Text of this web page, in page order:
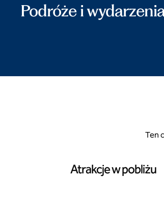
Podróże i
Ten
Atrakcje w pobliżu